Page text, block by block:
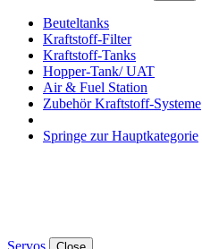
Beuteltanks
Kraftstoff-Filter
Kraftstoff-Tanks
Hopper-Tank/ UAT
Air & Fuel Station
Zubehör Kraftstoff-Systeme
Springe zur Hauptkategorie
Servos